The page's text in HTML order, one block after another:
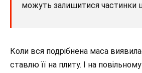
можуть залишитися частинки
Коли вся подрібнена маса
ставлю її на плиту. І на